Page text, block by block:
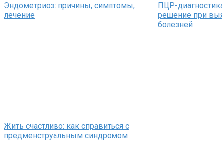
Эндометриоз: причины, симптомы,
лечение
ПЦР-
решение при
болезней
Жить счастливо: как справиться с
предменструальным синдромом